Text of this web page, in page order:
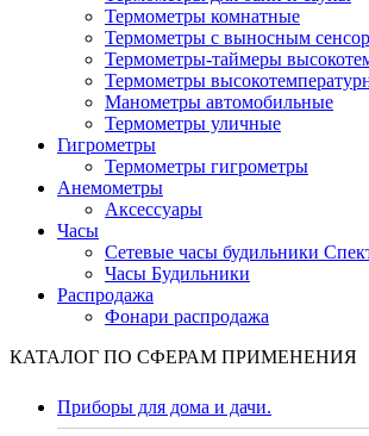
Термометры комнатные
Термометры с выносным
Термометры-таймеры
Термометры
Манометры автомобильные
Термометры уличные
Гигрометры
Термометры гигрометры
Анемометры
Аксессуары
Часы
Сетевые часы будильники
Часы Будильники
Распродажа
Фонари распродажа
КАТАЛОГ ПО СФЕРАМ ПРИМЕНЕНИЯ
Приборы для дома и дачи.